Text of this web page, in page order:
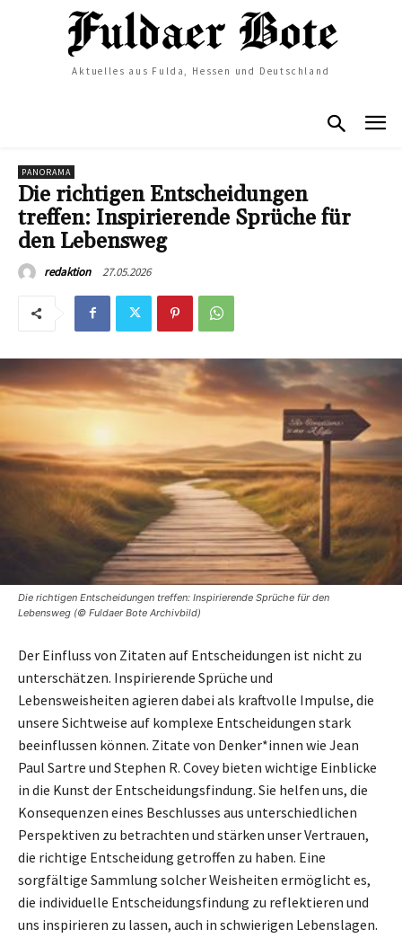
Aktuelles aus Fulda, Hessen und Deutschland
PANORAMA
Die richtigen Entscheidungen
treffen: Inspirierende Sprüche für
den Lebensweg
redaktion 27.05.2026
Die richtigen Entscheidungen treffen: Inspirierende Sprüche für den
Lebensweg (© Fuldaer Bote Archivbild)
Der Einfluss von Zitaten auf Entscheidungen ist nicht zu
unterschätzen. Inspirierende Sprüche und
Lebensweisheiten agieren dabei als kraftvolle Impulse, die
unsere Sichtweise auf komplexe Entscheidungen stark
beeinflussen können. Zitate von Denker*innen wie Jean
Paul Sartre und Stephen R. Covey bieten wichtige Einblicke
in die Kunst der Entscheidungsfindung. Sie helfen uns, die
Konsequenzen eines Beschlusses aus unterschiedlichen
Perspektiven zu betrachten und stärken unser Vertrauen,
die richtige Entscheidung getroffen zu haben. Eine
sorgfältige Sammlung solcher Weisheiten ermöglicht es,
die individuelle Entscheidungsfindung zu reflektieren und
uns inspirieren zu lassen, auch in schwierigen Lebenslagen.